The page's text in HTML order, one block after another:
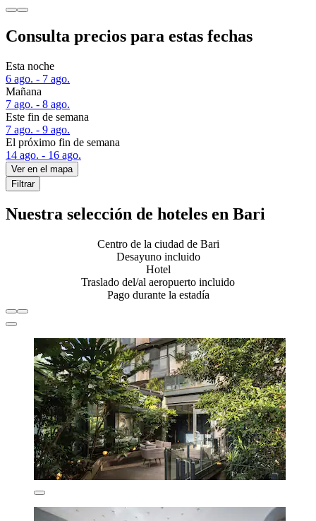
Consulta precios para estas fechas
Esta noche
6 ago. - 7 ago.
Mañana
7 ago. - 8 ago.
Este fin de semana
7 ago. - 9 ago.
El próximo fin de semana
14 ago. - 16 ago.
Ver en el mapa
Filtrar
Nuestra selección de hoteles en Bari
Centro de la ciudad de Bari
Desayuno incluido
Hotel
Traslado del/al aeropuerto incluido
Pago durante la estadía